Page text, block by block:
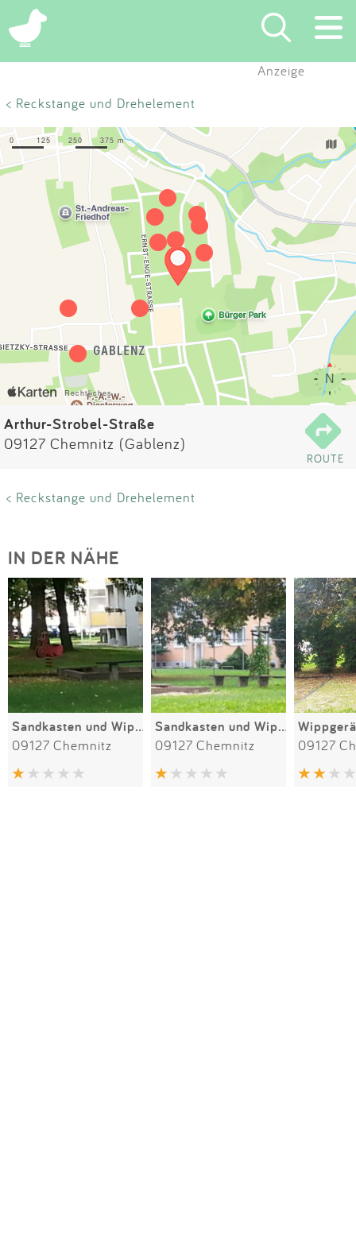
×
Suchen
Eintragen
App
Blog
Partner
Kontakt
Impressum
Anmelden
Anzeige
< Reckstange und Drehelement
Arthur-Strobel-Straße
09127 Chemnitz (Gablenz)
ROUTE
< Reckstange und Drehelement
IN DER NÄHE
Sandkasten und Wippmotorrad III
09127 Chemnitz
Sandkasten und Wipptier
09127 Chemnitz 09127